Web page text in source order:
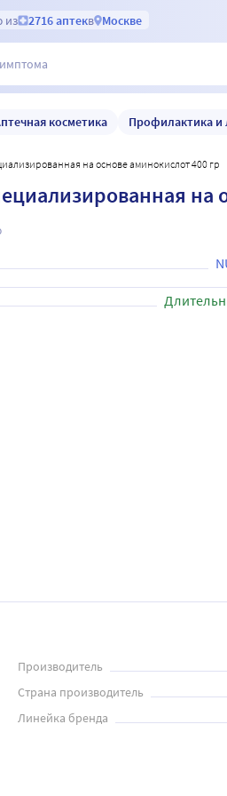
из 2716 аптекв Москве
косметика Профилактика и
на основе аминокислот 400 гр
на
Производитель
Страна производитель
Линейка бренда